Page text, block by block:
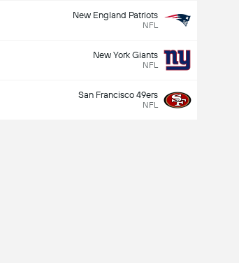
New England Patriots
NFL
New York Giants
NFL
San Francisco 49ers
NFL